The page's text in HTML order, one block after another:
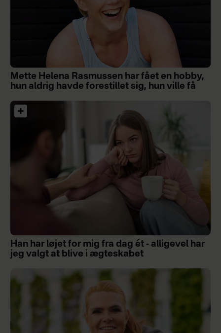
Mette Helena Rasmussen har fået en hobby,
hun aldrig havde forestillet sig, hun ville få
Han har løjet for mig fra dag ét - alligevel har
jeg valgt at blive i ægteskabet